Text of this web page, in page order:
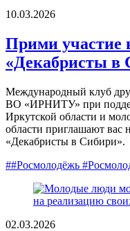
10.03.2026
Прими участие
«Декабристы в
Международный клуб
ВО «ИРНИТУ» при
Иркутской области и
области приглашают вас
«Декабристы в Сибири».
##Росмолодёжь
02.03.2026